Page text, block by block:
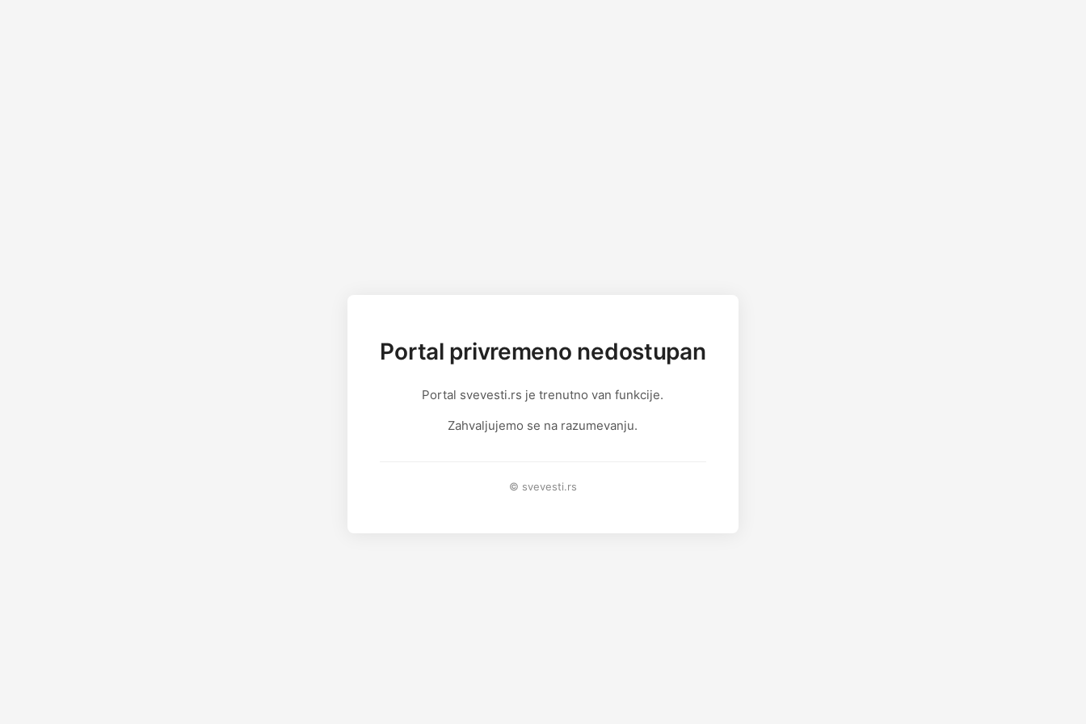
Portal privremeno nedostupan
Portal svevesti.rs je trenutno van funkcije.
Zahvaljujemo se na razumevanju.
© svevesti.rs